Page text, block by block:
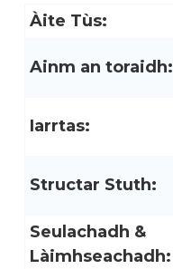
Àite Tùs:
Ainm an toraidh:
Iarrtas:
Structar Stuth:
Seulachadh &
Làimhseachadh: